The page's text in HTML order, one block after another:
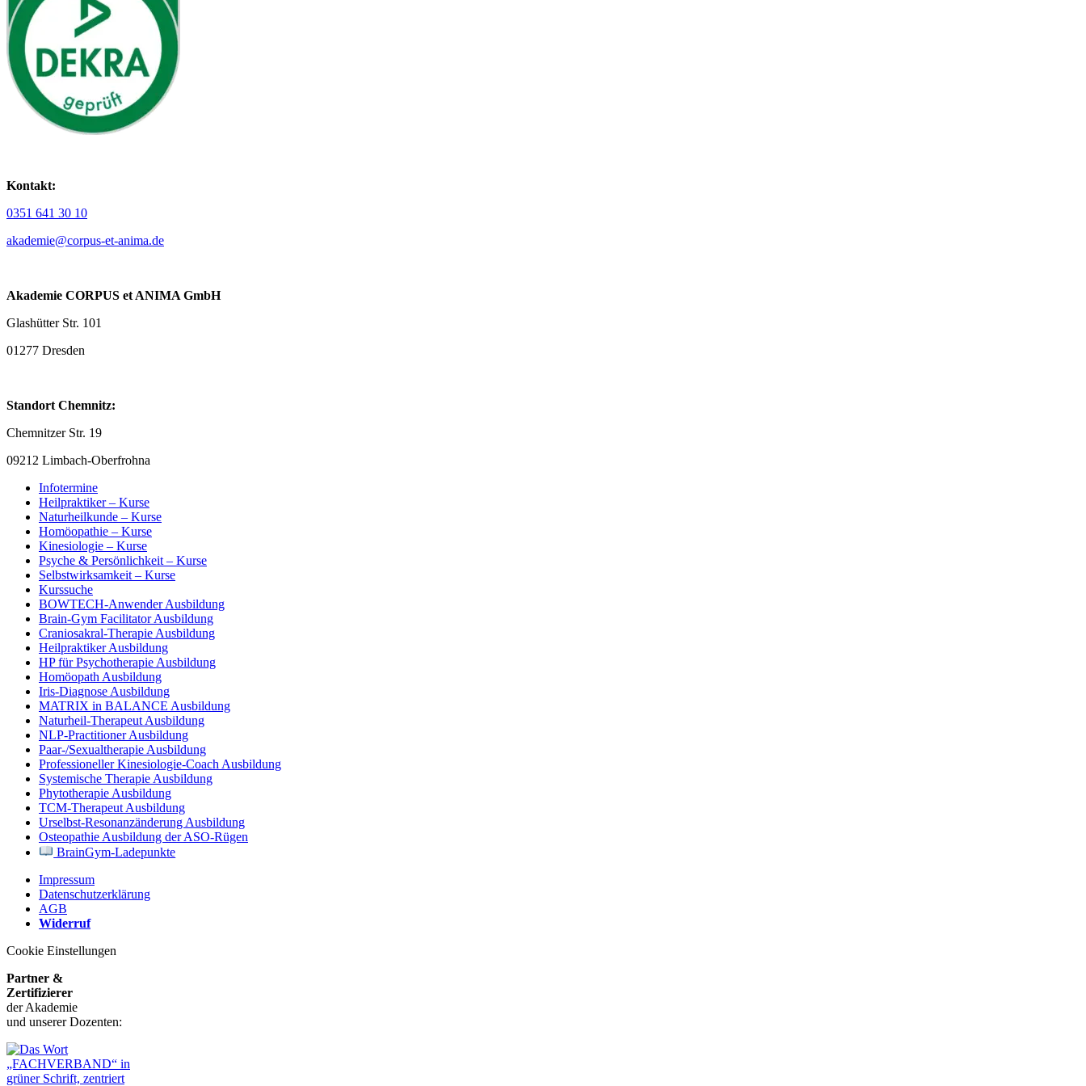
Kontakt:
0351 641 30 10
akademie@corpus-et-anima.de
Akademie CORPUS et ANIMA GmbH
Glashütter Str. 101
01277 Dresden
Standort Chemnitz:
Chemnitzer Str. 19
09212 Limbach-Oberfrohna
Infotermine
Heilpraktiker – Kurse
Naturheilkunde – Kurse
Homöopathie – Kurse
Kinesiologie – Kurse
Psyche & Persönlichkeit – Kurse
Selbstwirksamkeit – Kurse
Kurssuche
BOWTECH-Anwender Ausbildung
Brain-Gym Facilitator Ausbildung
Craniosakral-Therapie Ausbildung
Heilpraktiker Ausbildung
HP für Psychotherapie Ausbildung
Homöopath Ausbildung
Iris-Diagnose Ausbildung
MATRIX in BALANCE Ausbildung
Naturheil-Therapeut Ausbildung
NLP-Practitioner Ausbildung
Paar-/Sexualtherapie Ausbildung
Professioneller Kinesiologie-Coach Ausbildung
Systemische Therapie Ausbildung
Phytotherapie Ausbildung
TCM-Therapeut Ausbildung
Urselbst-Resonanzänderung Ausbildung
Osteopathie Ausbildung der ASO-Rügen
BrainGym-Ladepunkte
Impressum
Datenschutzerklärung
AGB
Widerruf
Cookie Einstellungen
Partner &
Zertifizierer
der Akademie
und unserer Dozenten: